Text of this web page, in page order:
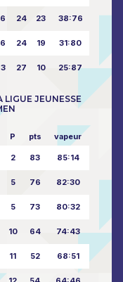
6 24 23 38:76
6 24 19 31:80
3 27 10 25:87
LIGUE JEUNESSE
P pts vapeur
2 83 85:14
5 76 82:30
5 73 80:32
10 64 74:43
11 52 68:51